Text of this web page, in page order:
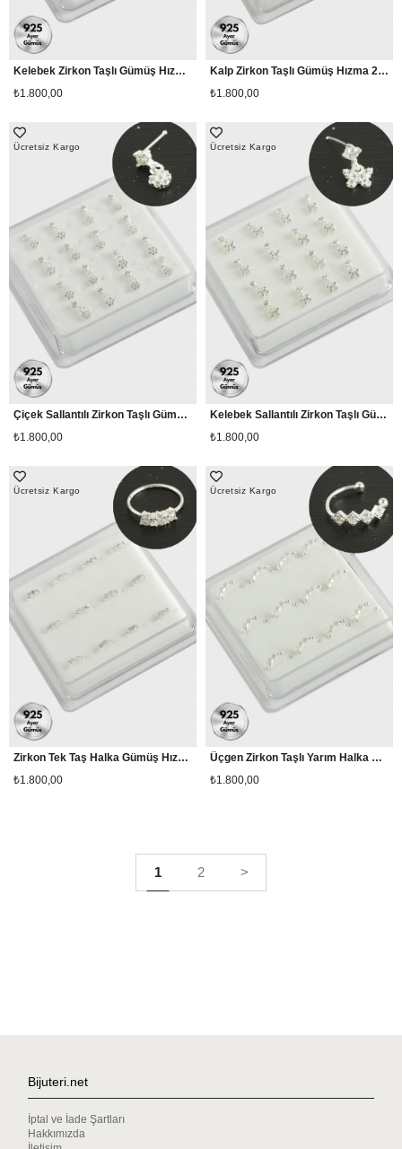
Kelebek Zirkon Taşlı Gümüş Hızma 20 Adet
₺1.800,00
Kalp Zirkon Taşlı Gümüş Hızma 20 Adet
₺1.800,00
Çiçek Sallantılı Zirkon Taşlı Gümüş Hızma 16 Adet
₺1.800,00
Ücretsiz Kargo
Kelebek Sallantılı Zirkon Taşlı Gümüş Hızma 16 Adet
₺1.800,00
Ücretsiz Kargo
Zirkon Tek Taş Halka Gümüş Hızma 12 Adet
₺1.800,00
Ücretsiz Kargo
Üçgen Zirkon Taşlı Yarım Halka Gümüş Hızma 12 Adet
₺1.800,00
Ücretsiz Kargo
1 2 >
Bijuteri.net
İptal ve İade Şartları
Hakkımızda